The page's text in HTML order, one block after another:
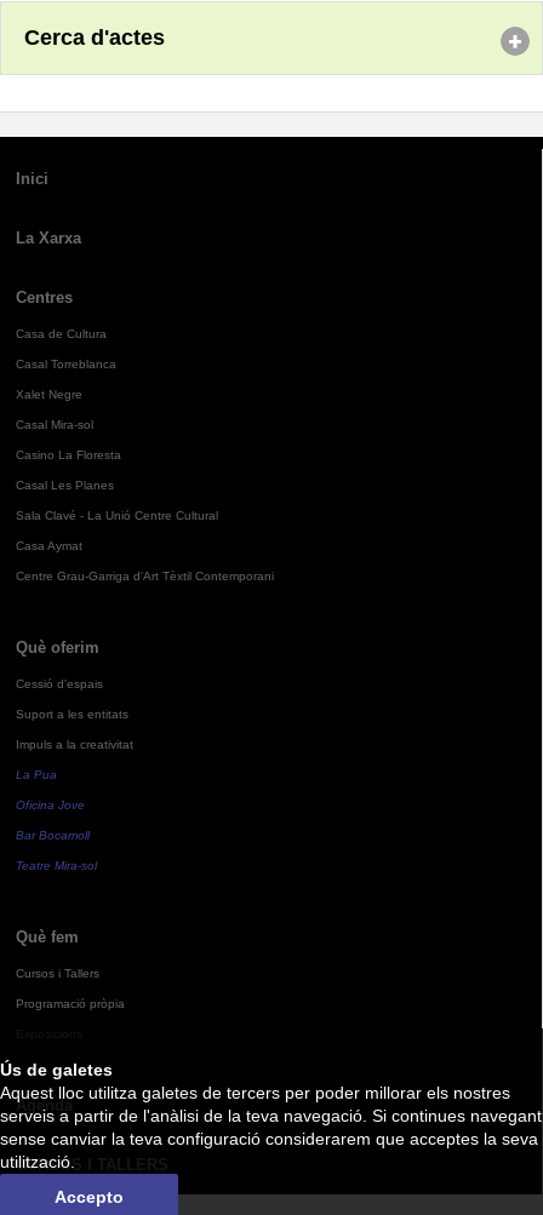
Ús de galetes
Aquest lloc utilitza galetes de tercers per poder millorar els nostres
serveis a partir de l'anàlisi de la teva navegació. Si continues navegant
sense canviar la teva configuració considerarem que acceptes la seva
utilització.
Accepto
Cerca d'actes
Inici
La Xarxa
Centres
Casa de Cultura
Casal Torreblanca
Xalet Negre
Casal Mira-sol
Casino La Floresta
Casal Les Planes
Sala Clavé - La Unió Centre Cultural
Casa Aymat
Centre Grau-Garriga d'Art Tèxtil Contemporani
Què oferim
Cessió d'espais
Suport a les entitats
Impuls a la creativitat
La Pua
Oficina Jove
Bar Bocamoll
Teatre Mira-sol
Què fem
Cursos i Tallers
Programació pròpia
Agenda
CURSOS I TALLERS